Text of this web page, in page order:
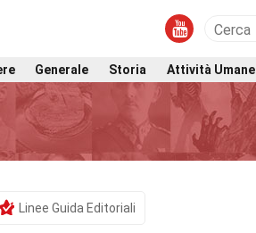
Generale Storia Attività Umane
Linee Guida Editoriali